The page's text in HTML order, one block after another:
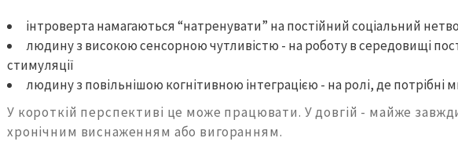
інтроверта намагаються “натренувати” на постійний соціальний
людину з високою сенсорною чутливістю - на роботу в середовищі
стимуляції
людину з повільнішою когнітивною інтеграцією - на ролі, де потрібні
У короткій перспективі це може працювати. У довгій - майже
хронічним виснаженням або вигоранням.